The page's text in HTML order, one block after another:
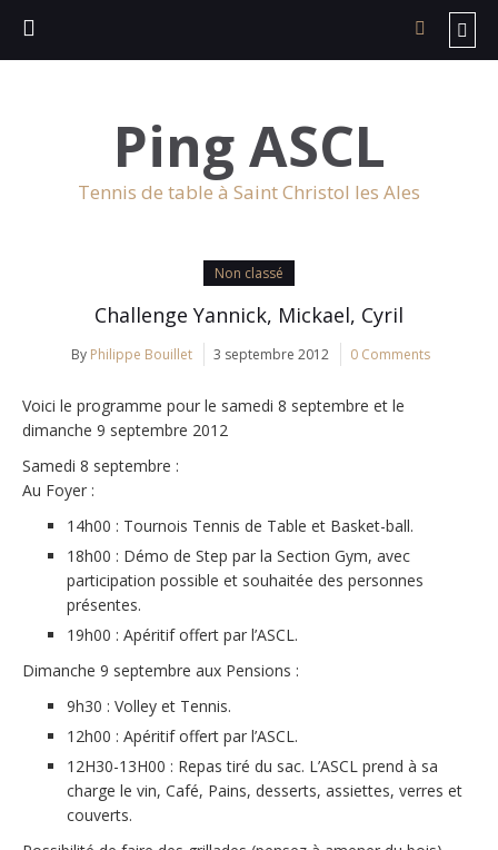
Ping ASCL
Tennis de table à Saint Christol les Ales
Non classé
Challenge Yannick, Mickael, Cyril
By Philippe Bouillet 3 septembre 2012 0 Comments
Voici le programme pour le samedi 8 septembre et le
dimanche 9 septembre 2012
Samedi 8 septembre :
Au Foyer :
14h00 : Tournois Tennis de Table et Basket-ball.
18h00 : Démo de Step par la Section Gym, avec
participation possible et souhaitée des personnes
présentes.
19h00 : Apéritif offert par l’ASCL.
Dimanche 9 septembre aux Pensions :
9h30 : Volley et Tennis.
12h00 : Apéritif offert par l’ASCL.
12H30-13H00 : Repas tiré du sac. L’ASCL prend à sa
charge le vin, Café, Pains, desserts, assiettes, verres et
couverts.